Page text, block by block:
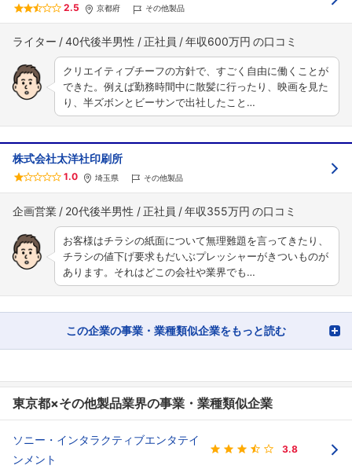
フォローしました
こちらの企業もフォローしませんか？
2.5 京都府 その他製品
ライター 40代後半男性 正社員 年収600万円
クリエイティブチーフの方針で、すごく自由に働くことが
できた。例えば勤務時間中に散髪に行ったり、映画を見た
り、半ズボンとビーサンで出社したこと…
株式会社太洋社印刷所
1.0 埼玉県 その他製品
企画営業 20代後半男性 正社員 年収355万円
お客様はチラシの紙面について無理難題を言ってきたり、
チラシの値下げ要求もだいぶプレッシャーがきついものが
あります。それはどこの会社や業界でも…
この企業の事業・業種類似企業をもっと読む
東京都×その他製品業界の事業・業種類似企業
ソニー・インタラクティブエンタテイ
ンメント
3.8